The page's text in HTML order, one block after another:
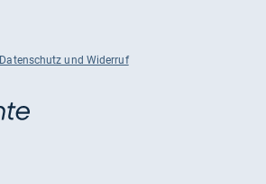
Datenschutz und Widerruf